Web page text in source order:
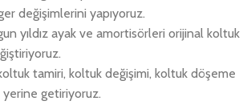
değişimlerini yapıyoruz.
yıldız ayak ve amortisörleri orijinal koltuk
tamiri, koltuk değişimi, koltuk döşeme
getiriyoruz.